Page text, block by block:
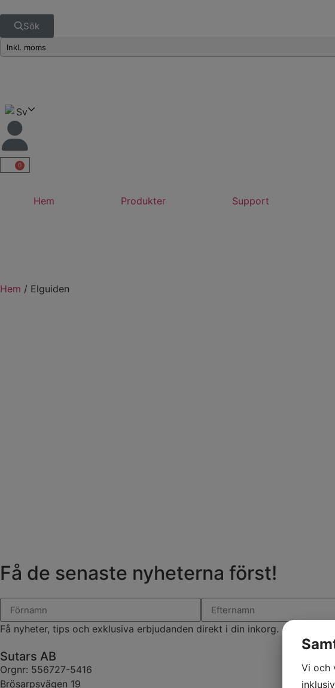
Sök
Sv
0
Hem Produkter Support
Hem / Elguiden
Få de senaste nyheterna först!
Få nyheter, tips och exklusiva erbjudanden direkt i din inkorg. Anmäl dig
Sutars AB
Orgnr: 556727-5416
Brösarpsvägen 19
Vi och